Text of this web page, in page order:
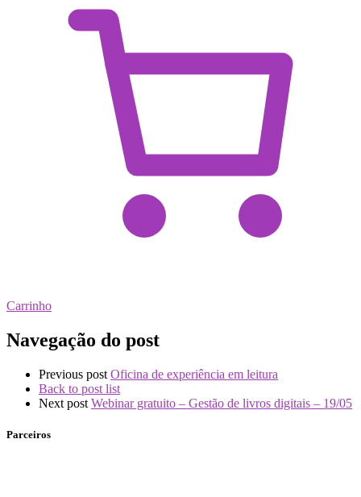
Carrinho
Navegação do post
Previous post Oficina de experiência em leitura
Back to post list
Next post Webinar gratuito – Gestão de livros digitais – 19/05
Parceiros